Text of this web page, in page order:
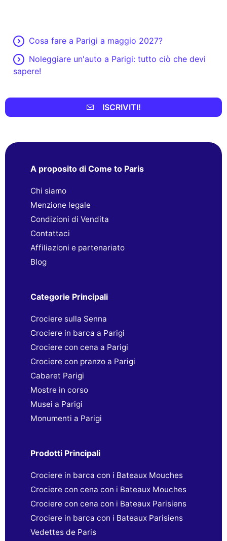
Cosa fare a Parigi a maggio 2027?
Noleggiare un'auto a Parigi: tutto ciò che devi
sapere!
ISCRIVITI!
A proposito di Come to Paris
Chi siamo
Menzione legale
Condizioni di Vendita
Contattaci
Affiliazioni e partenariato
Blog
Categorie Principali
Crociere sulla Senna
Crociere in barca a Parigi
Crociere con cena a Parigi
Crociere con pranzo a Parigi
Cabaret Parigi
Mostre in corso
Musei a Parigi
Monumenti a Parigi
Prodotti Principali
Crociere in barca con i Bateaux Mouches
Crociere con cena con i Bateaux Mouches
Crociere con cena con i Bateaux Parisiens
Crociere in barca con i Bateaux Parisiens
Vedettes de Paris